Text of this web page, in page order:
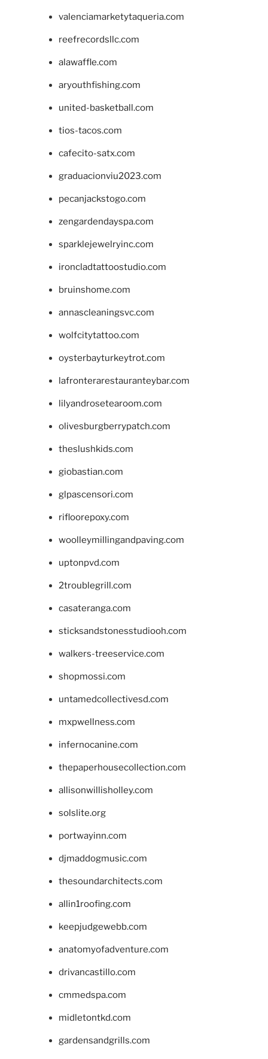
valenciamarketytaqueria.com
reefrecordsllc.com
alawaffle.com
aryouthfishing.com
united-basketball.com
tios-tacos.com
cafecito-satx.com
graduacionviu2023.com
pecanjackstogo.com
zengardendayspa.com
sparklejewelryinc.com
ironcladtattoostudio.com
bruinshome.com
annascleaningsvc.com
wolfcitytattoo.com
oysterbayturkeytrot.com
lafronterarestauranteybar.com
lilyandrosetearoom.com
olivesburgberrypatch.com
theslushkids.com
giobastian.com
glpascensori.com
rifloorepoxy.com
woolleymillingandpaving.com
uptonpvd.com
2troublegrill.com
casateranga.com
sticksandstonesstudiooh.com
walkers-treeservice.com
shopmossi.com
untamedcollectivesd.com
mxpwellness.com
infernocanine.com
thepaperhousecollection.com
allisonwillisholley.com
solslite.org
portwayinn.com
djmaddogmusic.com
thesoundarchitects.com
allin1roofing.com
keepjudgewebb.com
anatomyofadventure.com
drivancastillo.com
cmmedspa.com
midletontkd.com
gardensandgrills.com